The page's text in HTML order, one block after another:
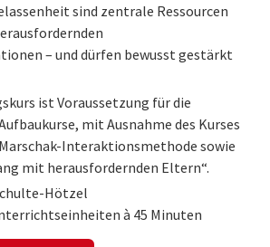
sind zentrale Ressourcen
– und dürfen bewusst gestärkt
ist Voraussetzung für die
mit Ausnahme des Kurses
Interaktionsmethode sowie
mit herausfordernden Eltern“.
Hötzel
à 45 Minuten